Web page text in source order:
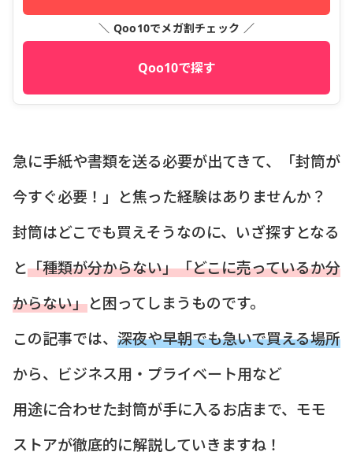
＼ Qoo10でメガ割チェック ／
Qoo10で探す
急に手紙や書類を送る必要が出てきて、「封筒が
今すぐ必要！」と焦った経験はありませんか？
封筒はどこでも買えそうなのに、いざ探すとなる
と「種類が分からない」「どこに売っているか分
からない」と困ってしまうものです。
この記事では、 深夜や早朝でも急いで買える場所
から、ビジネス用・プライベート用など
用途に合わせた封筒が手に入るお店まで、モモ
ストアが徹底的に解説していきますね！